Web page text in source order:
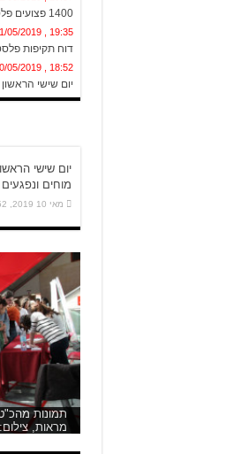
1400 פצועים פלסטינים מתחילת השנה
19:35 , 01/05/2019
דוח תקיפות
18:52 , 10/05/2019
יום שישי
יום שישי
מוחים ונפגעים
מאי 10 2019, 18:52
תמונות
מראות,